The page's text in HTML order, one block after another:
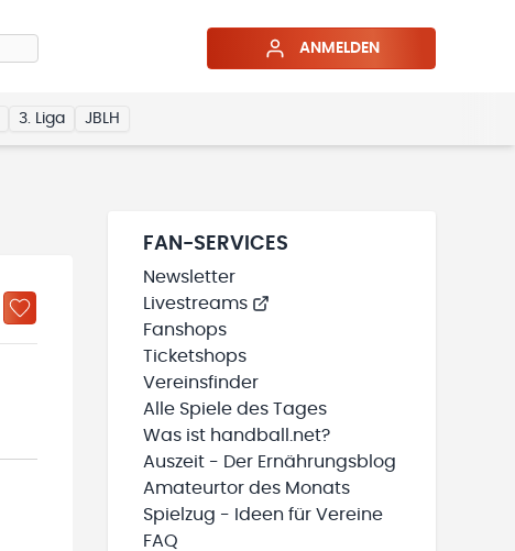
ANMELDEN
3. Liga JBLH
FAN-SERVICES
Newsletter
Livestreams
Fanshops
Ticketshops
Vereinsfinder
Alle Spiele des Tages
Was ist handball.net?
Auszeit - Der Ernährungsblog
Amateurtor des Monats
Spielzug - Ideen für Vereine
FAQ